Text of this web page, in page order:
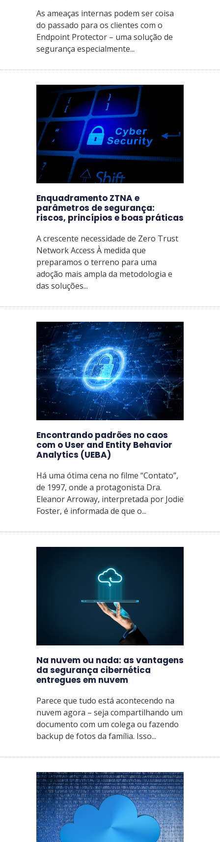
As ameaças internas podem ser coisa
do passado para os clientes com o
Endpoint Protector – uma solução de
segurança especialmente...
Enquadramento ZTNA e
parâmetros de segurança:
riscos, princípios e boas práticas
A crescente necessidade de Zero Trust
Network Access À medida que
preparamos o terreno para uma
adoção mais ampla da metodologia e
das soluções...
Encontrando padrões no caos
com o User and Entity Behavior
Analytics (UEBA)
Há uma ótima cena no filme “Contato”,
de 1997, onde a protagonista Dra.
Eleanor Arroway, interpretada por Jodie
Foster, é informada de que o...
Na nuvem ou nada: as vantagens
da segurança cibernética
entregues em nuvem
Parece que tudo está acontecendo na
nuvem agora – seja compartilhando um
documento com um colega ou fazendo
backup de fotos da família. Isso...